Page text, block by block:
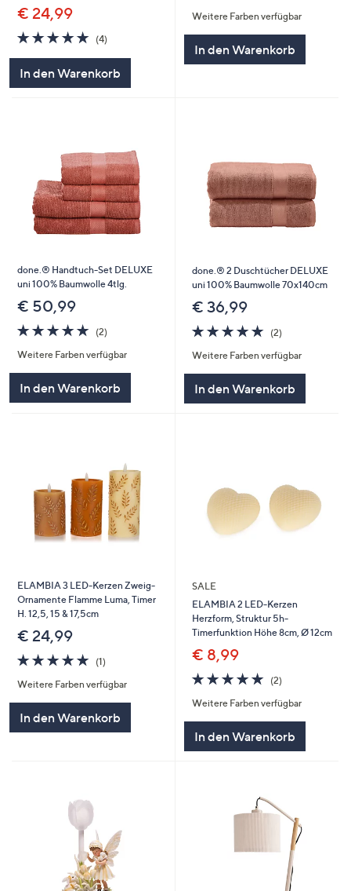
€ 24,99
5.0
von
(4)
In den Warenkorb
von
5
Weitere Farben verfügbar
In den Warenkorb
done.® Handtuch-Set DELUXE
uni 100% Baumwolle 4tlg.
€ 50,99
5.0
von
5
(2)2
Weitere Farben verfügbar
In den Warenkorb
done.® 2 Duschtücher DELUXE
uni 100% Baumwolle 70x140cm
€ 36,99
5.0
von
5
(2)
Weitere Farben verfügbar
In den Warenkorb
ELAMBIA 3 LED-Kerzen Zweig-
Ornamente Flamme Luma, Timer
H. 12,5, 15 & 17,5cm
€ 24,99
5.0
von
5
(1)1
Weitere Farben verfügbar
In den Warenkorb
SALE
ELAMBIA 2 LED-Kerzen
Herzform, Struktur 5h-
Timerfunktion Höhe 8cm, Ø 12cm
€ 8,99
5.0
von
5
(2)
Weitere Farben verfügbar
In den Warenkorb